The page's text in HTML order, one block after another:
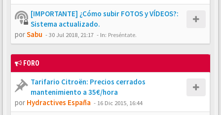
[IMPORTANTE] ¿Cómo subir FOTOS y VÍDEOS?:
Sistema actualizado.
porSabu -30 Jul 2018, 21:17 - In: Preséntate.
FORO
Tarifario Citroën: Precios cerrados
mantenimiento a 35€/hora
por Hydractives España - 16 Dic 2015, 16:44